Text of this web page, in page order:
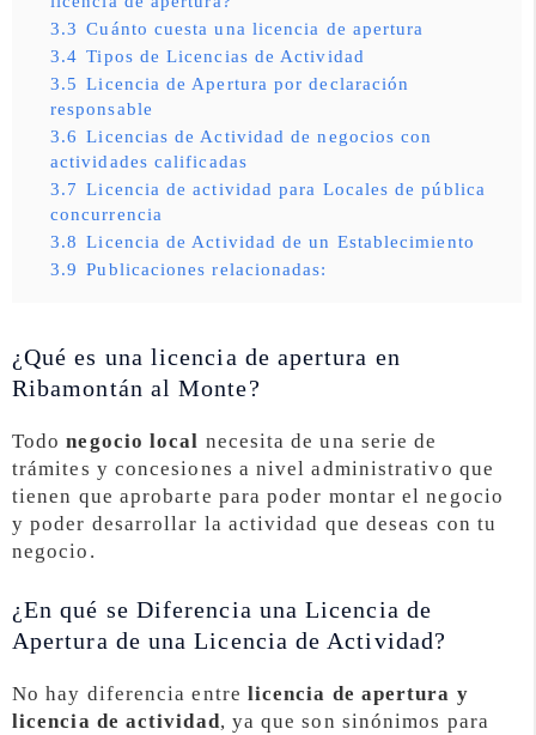
3.3 Cuánto cuesta una licencia de apertura
3.4 Tipos de Licencias de Actividad
3.5 Licencia de Apertura por declaración
responsable
3.6 Licencias de Actividad de negocios con
actividades calificadas
3.7 Licencia de actividad para Locales de pública
concurrencia
3.8 Licencia de Actividad de un Establecimiento
3.9 Publicaciones relacionadas:
¿Qué es una licencia de apertura en
Ribamontán al Monte?
Todonegocio local necesita de una serie de
trámites y concesiones a nivel administrativo que
tienen que aprobarte para poder montar el negocio
y poder desarrollar la actividad que deseas con tu
negocio.
¿En qué se Diferencia una Licencia de
Apertura de una Licencia de Actividad?
No hay diferencia entre licencia de apertura y
licencia de actividad, ya que son sinónimos para